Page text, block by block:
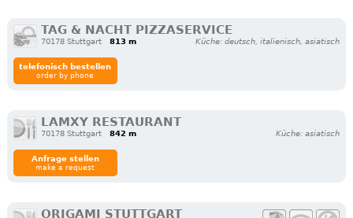
TAG & NACHT PIZZASERVICE
70178 Stuttgart 813 m Küche: deutsch, italienisch, asiatisch
telefonisch bestellen
order by phone
LAMXY RESTAURANT
70178 Stuttgart 842 m Küche: asiatisch
Anfrage stellen
make a request
ORIGAMI STUTTGART